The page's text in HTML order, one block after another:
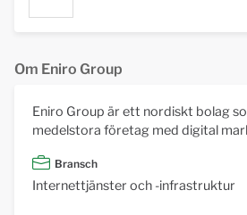
Om Eniro Group
Eniro Group är ett nordiskt bolag
medelstora företag med digital
Bransch
Internettjänster och -infrastruktur